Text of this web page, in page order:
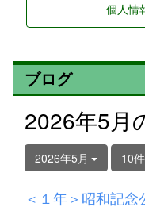
個人情
ブログ
2026年5月
2026年5月 10件
＜１年＞昭和記